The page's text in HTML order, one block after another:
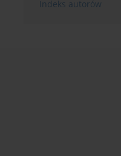
Indeks autorów